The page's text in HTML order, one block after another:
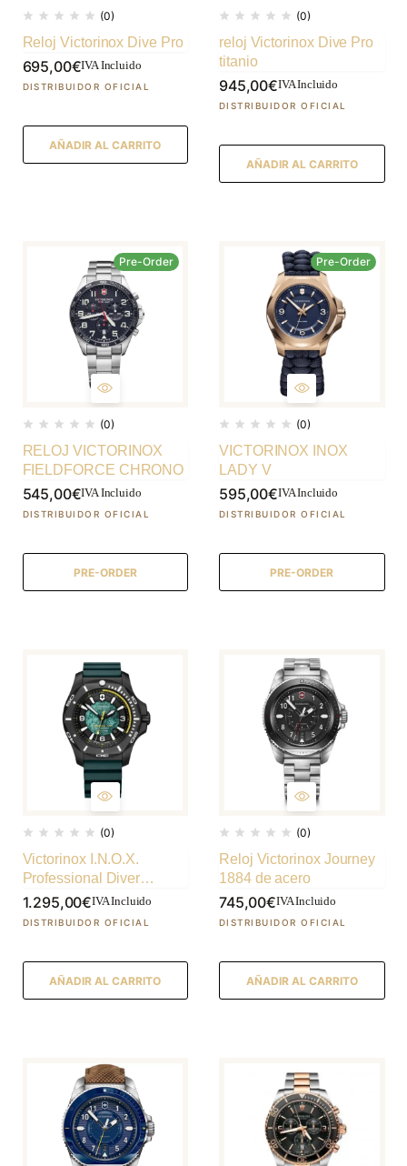
(0)
Reloj Victorinox Dive Pro
695,00€IVA Incluido
AÑADIR AL CARRITO
(0)
reloj Victorinox Dive Pro
titanio
945,00€IVA Incluido
AÑADIR AL CARRITO
Pre-Order
(0)
RELOJ VICTORINOX
FIELDFORCE CHRONO
545,00€IVA Incluido
PRE-ORDER
Pre-Order
(0)
VICTORINOX INOX
LADY V
595,00€IVA Incluido
PRE-ORDER
(0)
Victorinox I.N.O.X.
Professional Diver
Titanium
1.295,00€IVA Incluido
AÑADIR AL CARRITO
(0)
Reloj Victorinox Journey
1884 de acero
745,00€IVA Incluido
AÑADIR AL CARRITO